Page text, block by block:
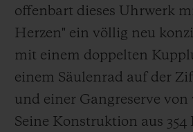
offenbart dieses Uhrwerk
Herzen" ein völlig neu
mit einem doppelten
einem Säulenrad auf der
und einer Gangreserve von
Seine Konstruktion aus